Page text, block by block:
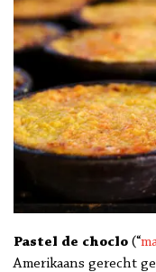
Pastel de choclo (“
Amerikaans gerecht